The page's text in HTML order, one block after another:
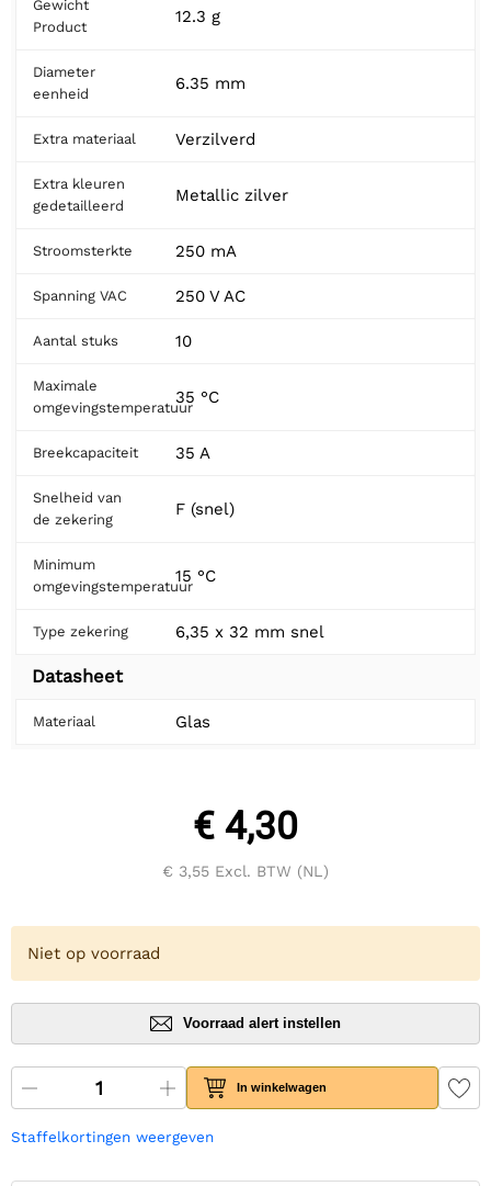
Gewicht
Product
12.3 g
Diameter
eenheid
6.35 mm
Extra materiaal Verzilverd
Extra kleuren
gedetailleerd
Metallic zilver
Stroomsterkte 250 mA
Spanning VAC 250 V AC
Aantal stuks 10
Maximale
omgevingstemperatuur
35 °C
Breekcapaciteit 35 A
Snelheid van
de zekering
F (snel)
Minimum
omgevingstemperatuur
15 °C
Type zekering 6,35 x 32 mm snel
Datasheet
Materiaal Glas
€ 4,30
€ 3,55 Excl. BTW (NL)
Niet op voorraad
Voorraad alert instellen
In winkelwagen
Staffelkortingen weergeven